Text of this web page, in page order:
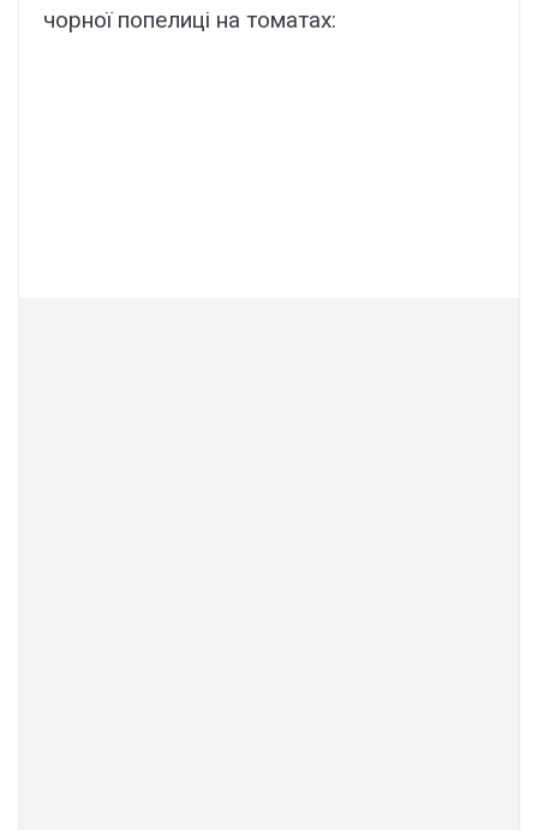
чорної попелиці на томатах: